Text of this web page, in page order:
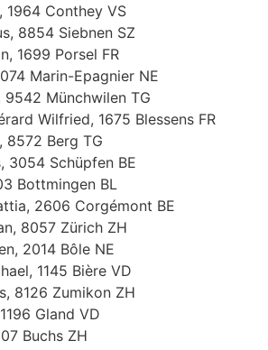
1964 Conthey VS
8854 Siebnen SZ
1699 Porsel FR
Marin-Epagnier NE
9542 Münchwilen TG
Wilfried, 1675 Blessens FR
8572 Berg TG
3054 Schüpfen BE
Bottmingen BL
2606 Corgémont BE
8057 Zürich ZH
2014 Bôle NE
1145 Bière VD
8126 Zumikon ZH
Gland VD
Buchs ZH